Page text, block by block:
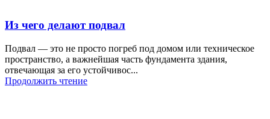
Из чего делают подвал
Подвал — это не просто погреб под домом или техническое
пространство, а важнейшая часть фундамента здания,
отвечающая за его устойчивос...
Продолжить чтение